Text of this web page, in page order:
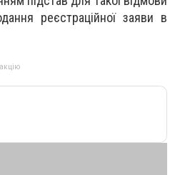
реєстраційної заяви в